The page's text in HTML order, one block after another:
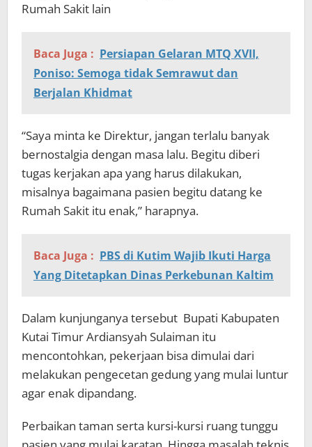
Rumah Sakit lain
Baca Juga : Persiapan Gelaran MTQ XVII,
Poniso: Semoga tidak Semrawut dan
Berjalan Khidmat
“Saya minta ke Direktur, jangan terlalu banyak
bernostalgia dengan masa lalu. Begitu diberi
tugas kerjakan apa yang harus dilakukan,
misalnya bagaimana pasien begitu datang ke
Rumah Sakit itu enak,” harapnya.
Baca Juga : PBS di Kutim Wajib Ikuti Harga
Yang Ditetapkan Dinas Perkebunan Kaltim
Dalam kunjunganya tersebut Bupati Kabupaten
Kutai Timur Ardiansyah Sulaiman itu
mencontohkan, pekerjaan bisa dimulai dari
melakukan pengecetan gedung yang mulai luntur
agar enak dipandang.
Perbaikan taman serta kursi-kursi ruang tunggu